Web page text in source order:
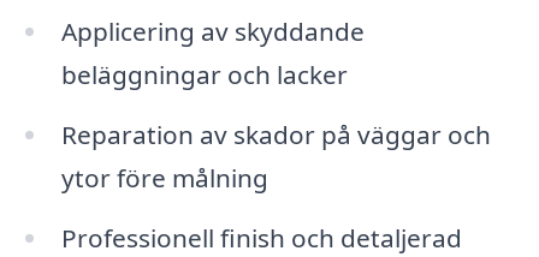
Applicering av skyddande
beläggningar och lacker
Reparation av skador på väggar och
ytor före målning
Professionell finish och detaljerad